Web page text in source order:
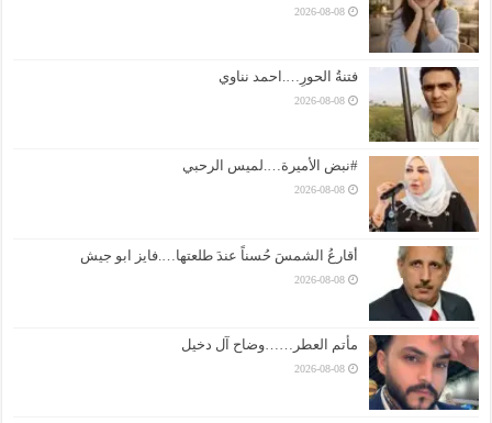
2026-08-08
فتنةُ الحورِ….احمد نناوي
2026-08-08
#نبض الأميرة….لميس الرحبي
2026-08-08
أقارعُ الشمسَ حُسناً عندَ طلعتها….فايز ابو جيش
2026-08-08
مأتم العطر……وضاح آل دخيل
2026-08-08